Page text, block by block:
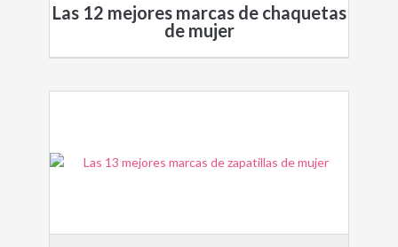
Las 12 mejores marcas de chaquetas
de mujer